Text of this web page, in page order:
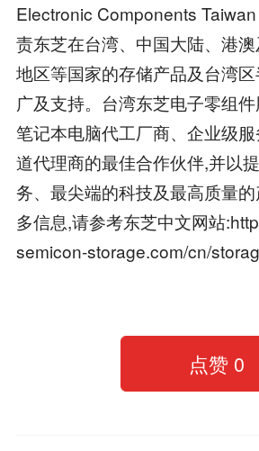
Electronic Components
责东芝在台湾、中国大陆、港
地区等国家的存储产品及台湾
广及支持。台湾东芝电子零组
笔记本电脑代工厂商、企业级
道代理商的最佳合作伙伴,并以
务、最尖端的科技及最高质量
多信息,请参考东芝中文网站
semicon-storage.com/cn/
点赞 0